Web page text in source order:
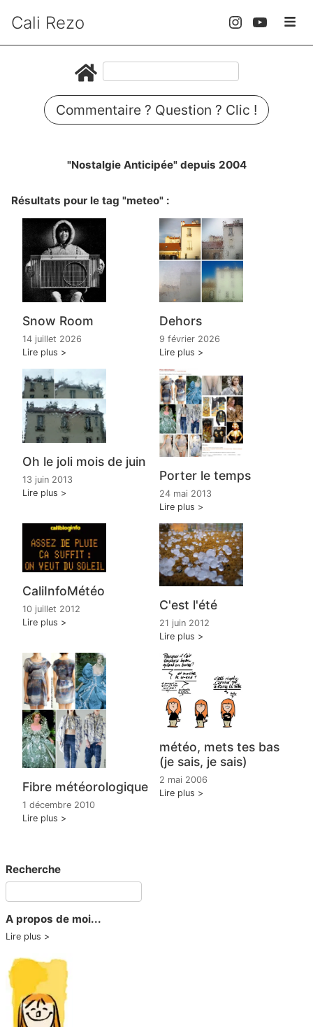
Cali Rezo
Commentaire ? Question ? Clic !
"Nostalgie Anticipée" depuis 2004
Résultats pour le tag "meteo" :
Snow Room
14 juillet 2026
Lire plus
Dehors
9 février 2026
Lire plus
Oh le joli mois de juin
13 juin 2013
Lire plus
Porter le temps
24 mai 2013
Lire plus
CaliInfoMétéo
10 juillet 2012
Lire plus
C'est l'été
21 juin 2012
Lire plus
Fibre météorologique
1 décembre 2010
Lire plus
météo, mets tes bas
(je sais, je sais)
2 mai 2006
Lire plus
Recherche
A propos de moi...
Lire plus